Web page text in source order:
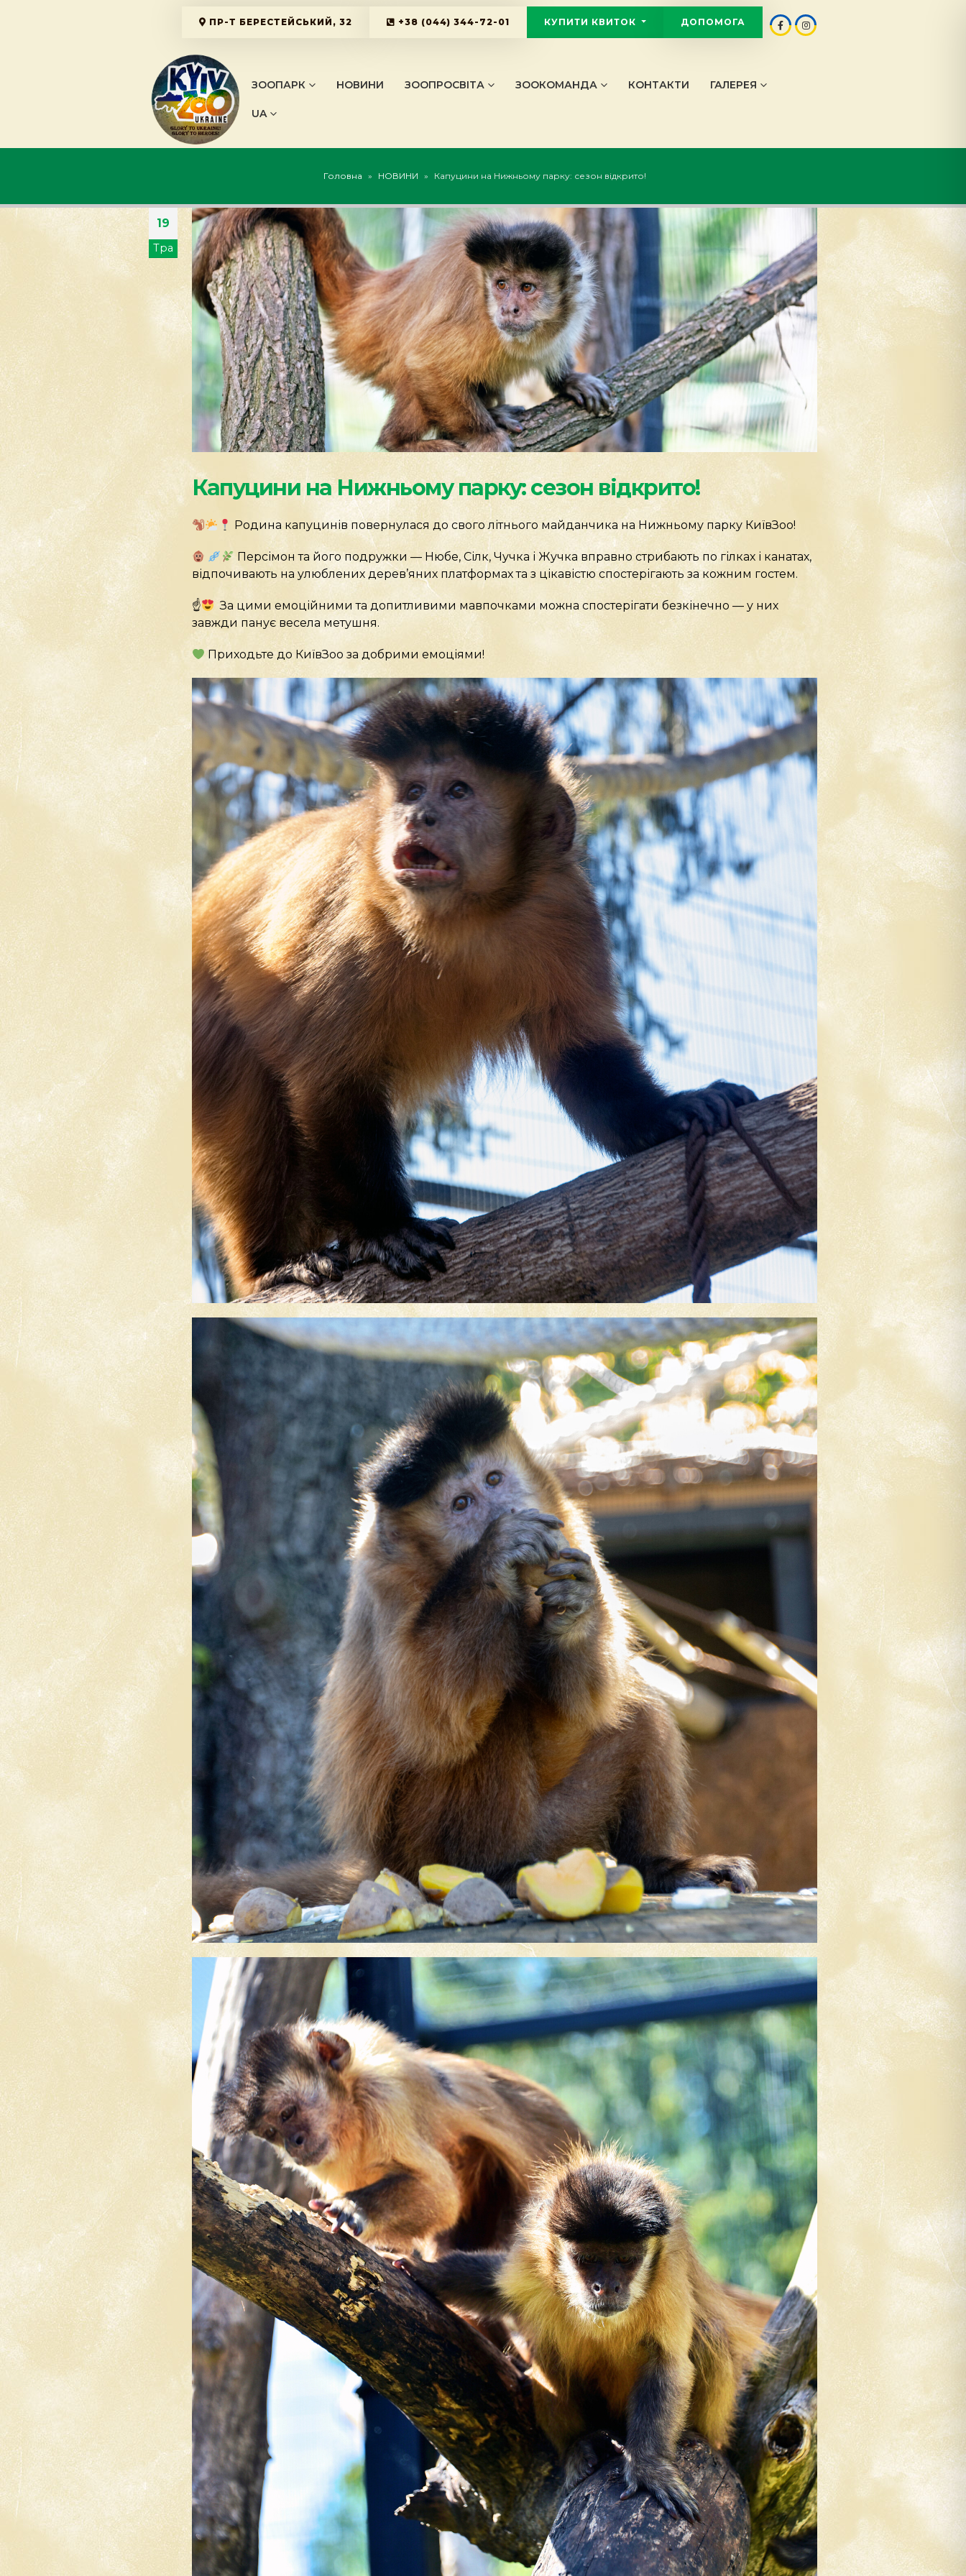
ПР-Т БЕРЕСТЕЙСЬКИЙ, 32 +38 (044) 344-72-01 КУПИТИ КВИТОК ДОПОМОГА
ЗООПАРК НОВИНИ ЗООПРОСВІТА ЗООКОМАНДА КОНТАКТИ ГАЛЕРЕЯ
UA
Головна » НОВИНИ » Капуцини на Нижньому парку: сезон відкрито!
19
Тра
Капуцини на Нижньому парку: сезон відкрито!
Родина капуцинів повернулася до свого літнього майданчика на Нижньому парку КиївЗоо!
Персімон та його подружки — Нюбе, Сілк, Чучка і Жучка вправно стрибають по гілках і канатах,
відпочивають на улюблених дерев’яних платформах та з цікавістю спостерігають за кожним гостем.
☝
За цими емоційними та допитливими мавпочками можна спостерігати безкінечно — у них
завжди панує весела метушня.
Приходьте до КиївЗоо за добрими емоціями!